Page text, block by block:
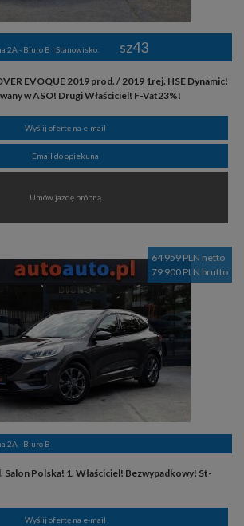
2A - Biuro B | Stanowisko: sz43
EVOQUE 2019 prod. / 2019 1rej. HSE Dynamic!
w ASO! Drugi Właściciel! F-Vat23%!
Wyślij ofertę na e-mail
Email do opiekuna
Umów jazdę próbną
64 959 PLN netto
79 900 PLN brutto
2A - Biuro B
Salon Polska! 1. Właściciel! Bezwypadkowy! St-
Wyślij ofertę na e-mail